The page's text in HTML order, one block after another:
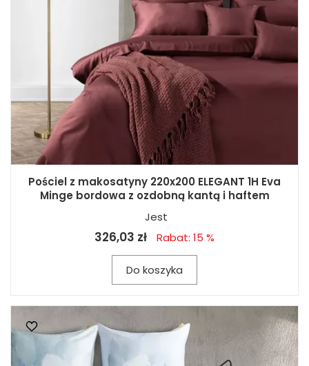
Pościel z makosatyny 220x200 ELEGANT 1H Eva
Minge bordowa z ozdobną kantą i haftem
Jest
326,03 zł Rabat: 15 %
Do koszyka